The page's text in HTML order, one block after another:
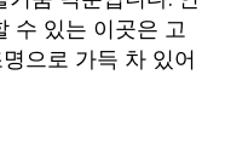
수 있는 이곳은 고
으로 가득 차 있어